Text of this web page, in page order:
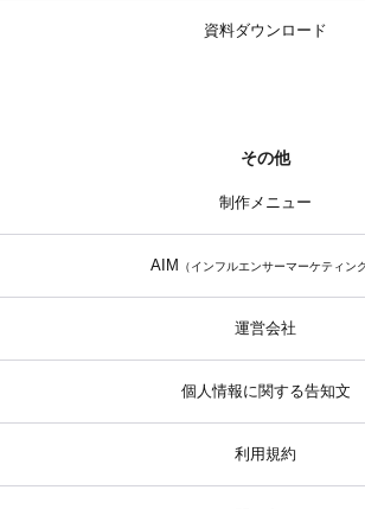
資料ダウンロード
その他
制作メニュー
AIM （インフルエンサーマーケティング
運営会社
個人情報に関する告知文
利用規約